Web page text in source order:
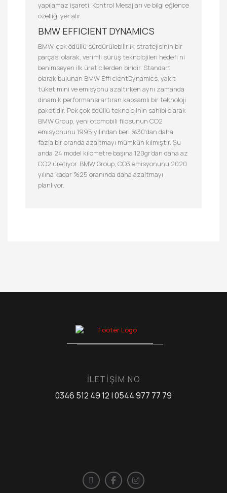
yapılamaz işareti, Kontrol Mesajları ve bilgi eğlence
özelliği yer alır.
BMW EFFICIENT DYNAMICS
BMW, çok ödüllü sürdürülebilirlik stratejisinin bir
parçası olarak, verimli sürüş teknolojileri hedefi ni
benimseyen ilk üreticilerden biridir. Standart
olarak bulunan BMW Effi cientDynamics, yakıt
tüketimini ve emisyonu azaltırken aynı zamanda
dinamik performansı artıran kapsamlı bir teknoloji
paketidir. Pek çok ödüllü teknolojinin sahibi olarak
BMW Group, yeni otomobili filosunun CO2
emisyonunu 1995 yılından beri %30’dan daha
fazla bir oranda azaltmayı mümkün kılmıştır. Şu
anda 24 model kilometre başına 120gr’dan daha az
CO2 üretiyor. BMW Group, CO3 emisyonunu 2020
yılına kadar %25 oranında daha azaltmayı
planlıyor.
İLETİŞİM NO
0346 512 49 12 | 0544 977 77 79